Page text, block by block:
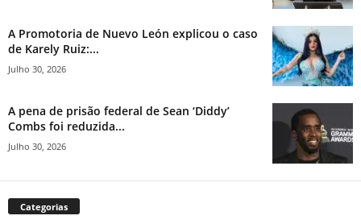
A Promotoria de Nuevo León explicou o caso
de Karely Ruiz:...
Julho 30, 2026
A pena de prisão federal de Sean ‘Diddy’
Combs foi reduzida...
Julho 30, 2026
Categorias